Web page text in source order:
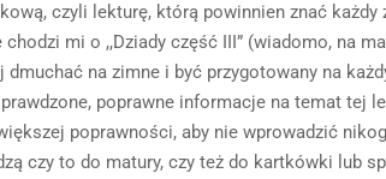
czyli lekturę, którą powinnien znać
chodzi mi o ,,Dziady część III” (wiadomo, na
dmuchać na zimne i być przygotowany na
poprawne informacje na temat tej
poprawności, aby nie wprowadzić
czy to do matury, czy też do kartkówki lub